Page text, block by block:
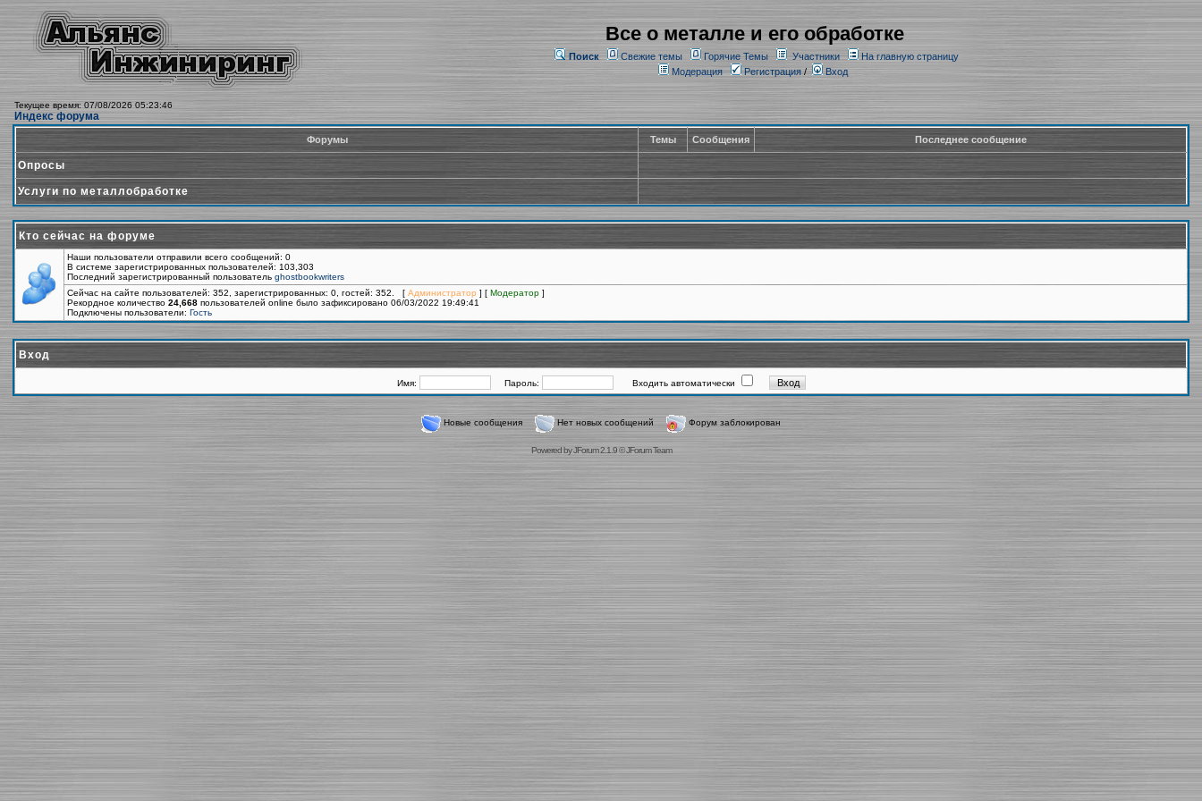
Все о металле и его обработке
Поиск Свежие темы Горячие Темы Участники
На главную страницу
Модерация
Регистрация/ Вход
Текущее время: 07/08/2026 05:23:46
Индекс форума
Форумы Темы Сообщения Последнее сообщение
Опросы
Услуги по металлобработке
Кто сейчас на форуме
Наши пользователи отправили всего сообщений: 0
В системе зарегистрированных пользователей: 103,303
Последний зарегистрированный пользователь ghostbookwriters
Сейчас на сайте пользователей: 352, зарегистрированных: 0, гостей: 352. [ Администратор ] [ Модератор ]
Рекордное количество 24,668 пользователей online было зафиксировано 06/03/2022 19:49:41
Подключены пользователи: Гость
Вход
Имя: Пароль: Входить автоматически
Новые сообщения Нет новых сообщений Форум заблокирован
Powered byJForum 2.1.9©JForum Team